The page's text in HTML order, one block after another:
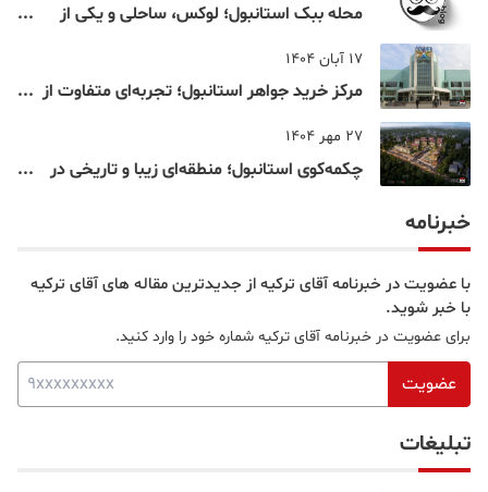
محله ببک استانبول؛ لوکس، ساحلی و یکی از
17 آبان 1404
مرکز خرید جواهر استانبول؛ تجربه‌ای متفاوت از
27 مهر 1404
چکمه‌کوی استانبول؛ منطقه‌ای زیبا و تاریخی در
خبرنامه
با عضویت در خبرنامه آقای ترکیه از جدیدترین مقاله های آقای ترکیه
با خبر شوید.
برای عضویت در خبرنامه آقای ترکیه شماره خود را وارد کنید.
عضویت
تبلیغات